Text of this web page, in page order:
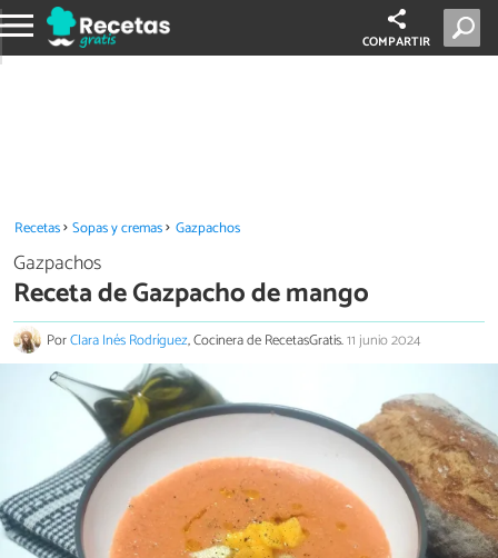
COMPARTIR
Recetas Sopas y cremas Gazpachos
Gazpachos
Receta de Gazpacho de mango
PorClara Inés Rodríguez, Cocinera de RecetasGratis.11 junio 2024